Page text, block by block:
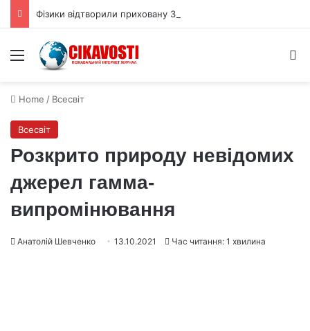
Menu
Home / Всесвіт
Всесвіт
Розкрито природу невідомих
джерел гамма-
випромінювання
Анатолій Шевченко 13.10.2021 Час читання: 1 хвилина